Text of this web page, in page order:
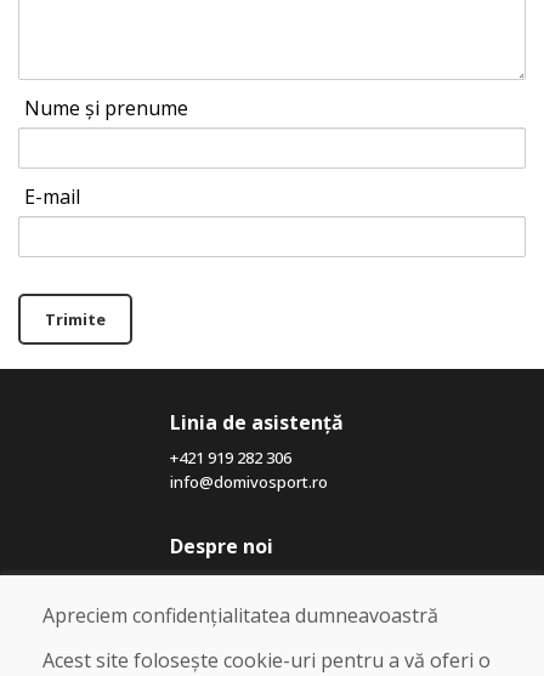
Nume și prenume
E-mail
Trimite
Linia de asistență
+421 919 282 306
info@domivosport.ro
Despre noi
Blog
Despre noi
Magazin
Contact
Apreciem confidențialitatea dumneavoastră
Acest site folosește cookie-uri pentru a vă oferi o